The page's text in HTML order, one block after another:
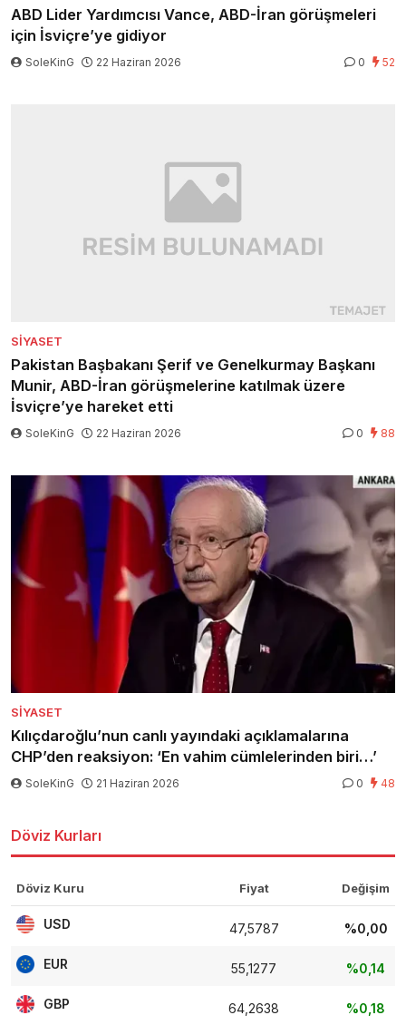
ABD Lider Yardımcısı Vance, ABD-İran görüşmeleri
için İsviçre’ye gidiyor
SoleKinG 22 Haziran 2026 0 52
SIYASET
Pakistan Başbakanı Şerif ve Genelkurmay Başkanı
Munir, ABD-İran görüşmelerine katılmak üzere
İsviçre’ye hareket etti
SoleKinG 22 Haziran 2026 0 88
SIYASET
Kılıçdaroğlu’nun canlı yayındaki açıklamalarına
CHP’den reaksiyon: ‘En vahim cümlelerinden biri…’
SoleKinG 21 Haziran 2026 0 48
Döviz Kurları
Döviz Kuru Fiyat Değişim
USD 47,5787 %0,00
EUR 55,1277 %0,14
GBP 64,2638 %0,18